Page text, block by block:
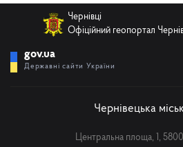
Чернівці
Офіційний геопортал
gov.ua
Державні сайти України
Чернівецька
Центральна площа, 1,